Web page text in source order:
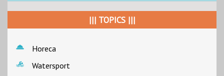
||| TOPICS |||
Horeca
Watersport